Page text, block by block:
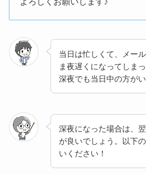
当日は忙しくて、メー
ま夜遅くになってしま
深夜でも当日中の方が
深夜になった場合は、
が良いでしょう。以下
いください！